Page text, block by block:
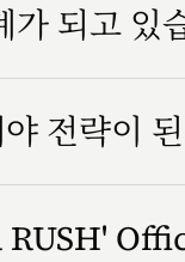
되고 있
전략이
RUSH'